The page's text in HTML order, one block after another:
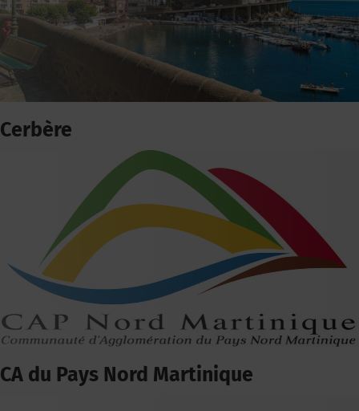
Cerbère
CA du Pays Nord Martinique